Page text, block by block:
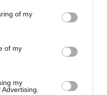
You may click to
and its third-party tags to
purposes in below Google
of my
of my
my
laza poncsó. Na, nem
taco-t, hanem mert
melegít fel, mint egy